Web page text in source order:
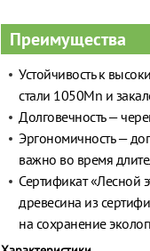
Преимущества
Устойчивость к
стали 1050Mn и
Долговечность —
Эргономичность —
важно во время
Сертификат «Лесной
древесина из
на сохранение